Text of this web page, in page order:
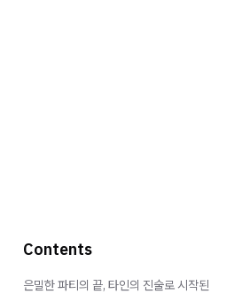
Contents
은밀한 파티의 끝, 타인의 진술로 시작된